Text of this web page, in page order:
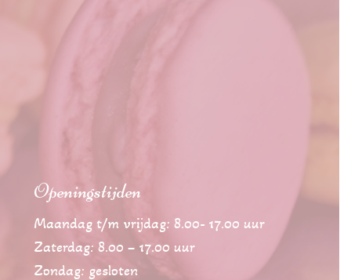
Openingstijden
Maandag t/m vrijdag: 8.00- 17.00 uur
Zaterdag: 8.00 – 17.00 uur
Zondag: gesloten